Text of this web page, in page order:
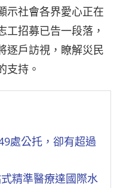
示社會各界愛心正在
工招募已告一段落，
逐戶訪視，瞭解災民
支持。
處公托，卻有超過
精準醫療達國際水